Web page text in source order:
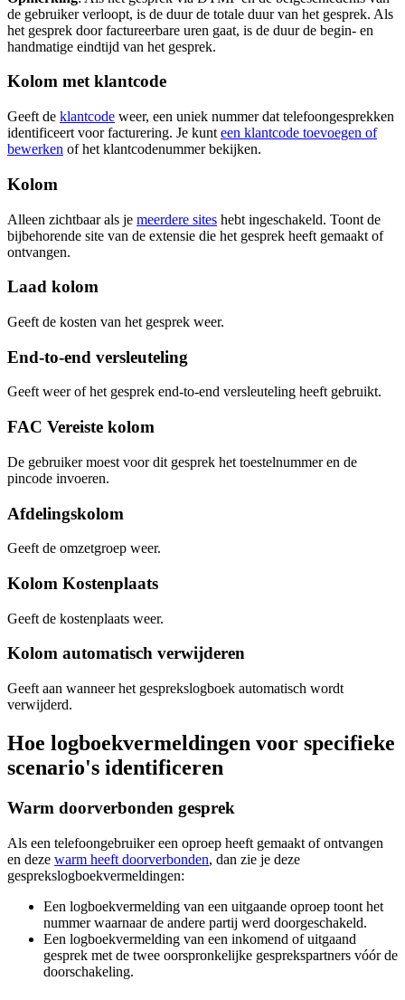
de gebruiker verloopt, is de duur de totale duur van het gesprek. Als
het gesprek door factureerbare uren gaat, is de duur de begin- en
handmatige eindtijd van het gesprek.
Kolom met klantcode
Geeft de klantcode weer, een uniek nummer dat telefoongesprekken
identificeert voor facturering. Je kunt een klantcode toevoegen of
bewerken of het klantcodenummer bekijken.
Kolom
Alleen zichtbaar als je meerdere sites hebt ingeschakeld. Toont de
bijbehorende site van de extensie die het gesprek heeft gemaakt of
ontvangen.
Laad kolom
Geeft de kosten van het gesprek weer.
End-to-end versleuteling
Geeft weer of het gesprek end-to-end versleuteling heeft gebruikt.
FAC Vereiste kolom
De gebruiker moest voor dit gesprek het toestelnummer en de
pincode invoeren.
Afdelingskolom
Geeft de omzetgroep weer.
Kolom Kostenplaats
Geeft de kostenplaats weer.
Kolom automatisch verwijderen
Geeft aan wanneer het gesprekslogboek automatisch wordt
verwijderd.
Hoe logboekvermeldingen voor specifieke
scenario's identificeren
Warm doorverbonden gesprek
Als een telefoongebruiker een oproep heeft gemaakt of ontvangen
en deze warm heeft doorverbonden, dan zie je deze
gesprekslogboekvermeldingen:
Een logboekvermelding van een uitgaande oproep toont het
nummer waarnaar de andere partij werd doorgeschakeld.
Een logboekvermelding van een inkomend of uitgaand
gesprek met de twee oorspronkelijke gesprekspartners vóór de
doorschakeling.